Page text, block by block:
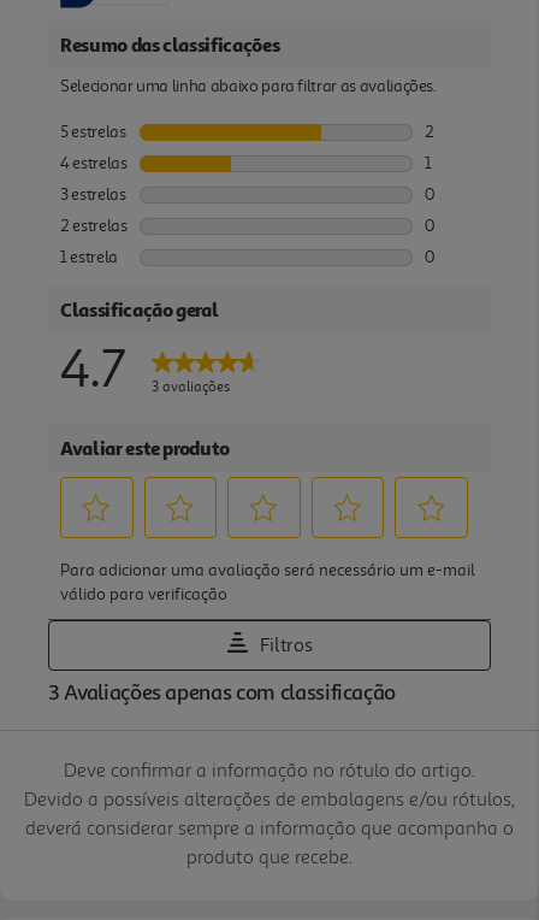
Deve confirmar a informação no rótulo do artigo.
Devido a possíveis alterações de embalagens e/ou rótulos,
deverá considerar sempre a informação que acompanha o
produto que recebe.